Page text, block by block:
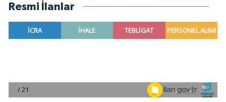
Resmi İlanlar